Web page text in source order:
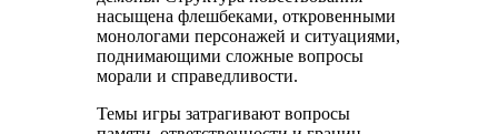
насыщена флешбеками, откровенными
монологами персонажей и ситуациями,
поднимающими сложные вопросы
морали и справедливости.
Темы игры затрагивают вопросы